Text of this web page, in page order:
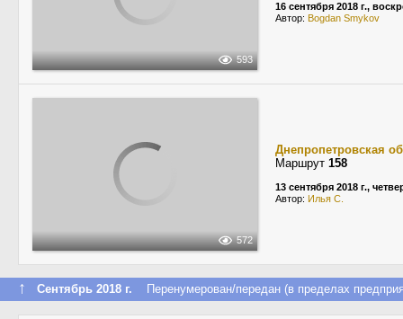
593
16 сентября 2018 г.,
Автор: Bogdan Smykov
572
Днепропетровская
Маршрут 158
13 сентября 2018 г.,
Автор: Илья С.
↑ Сентябрь 2018 г. Перенумерован/передан (в пределах